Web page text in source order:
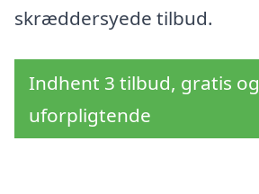
skræddersyede tilbud.
Indhent 3 tilbud, gratis og
uforpligtende